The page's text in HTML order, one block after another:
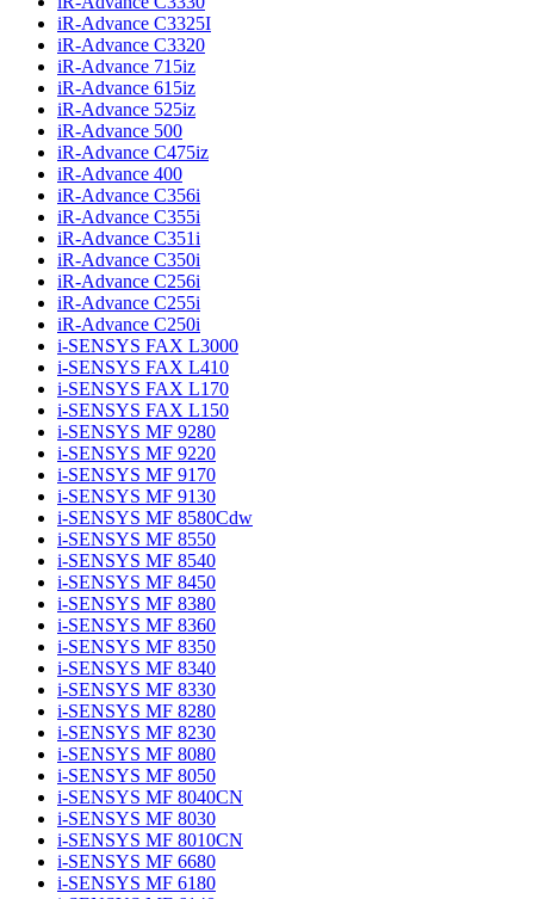
iR-Advance C3325I
iR-Advance C3320
iR-Advance 715iz
iR-Advance 615iz
iR-Advance 525iz
iR-Advance 500
iR-Advance C475iz
iR-Advance 400
iR-Advance C356i
iR-Advance C355i
iR-Advance C351i
iR-Advance C350i
iR-Advance C256i
iR-Advance C255i
iR-Advance C250i
i-SENSYS FAX L3000
i-SENSYS FAX L410
i-SENSYS FAX L170
i-SENSYS FAX L150
i-SENSYS MF 9280
i-SENSYS MF 9220
i-SENSYS MF 9170
i-SENSYS MF 9130
i-SENSYS MF 8580Cdw
i-SENSYS MF 8550
i-SENSYS MF 8540
i-SENSYS MF 8450
i-SENSYS MF 8380
i-SENSYS MF 8360
i-SENSYS MF 8350
i-SENSYS MF 8340
i-SENSYS MF 8330
i-SENSYS MF 8280
i-SENSYS MF 8230
i-SENSYS MF 8080
i-SENSYS MF 8050
i-SENSYS MF 8040CN
i-SENSYS MF 8030
i-SENSYS MF 8010CN
i-SENSYS MF 6680
i-SENSYS MF 6180